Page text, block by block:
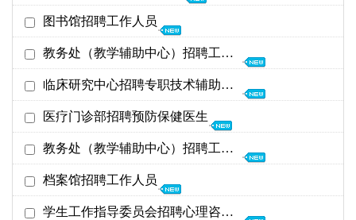
25年11月06日 09-04
病毒研究院
25年02月07日 01-06
图书馆招聘工作人员
图书馆 25年01月14日
25年02月07日 01-06
教务处（教学辅助中心）招聘工作人员
教务处（教学辅助中心） 25年01月14日
25年02月07日 01-06
临床研究中心招聘专职技术辅助人员
临床研究中心
24年07月06日 06-27
医疗门诊部招聘预防保健医生
医疗门诊部 24年05月06日
24年05月21日 02-20
教务处（教学辅助中心）招聘工作人员
教务处（教学辅助中心）
24年05月21日 02-20
档案馆招聘工作人员
档案馆 24年05月06日
学生工作指导委员会招聘心理咨询工作人员